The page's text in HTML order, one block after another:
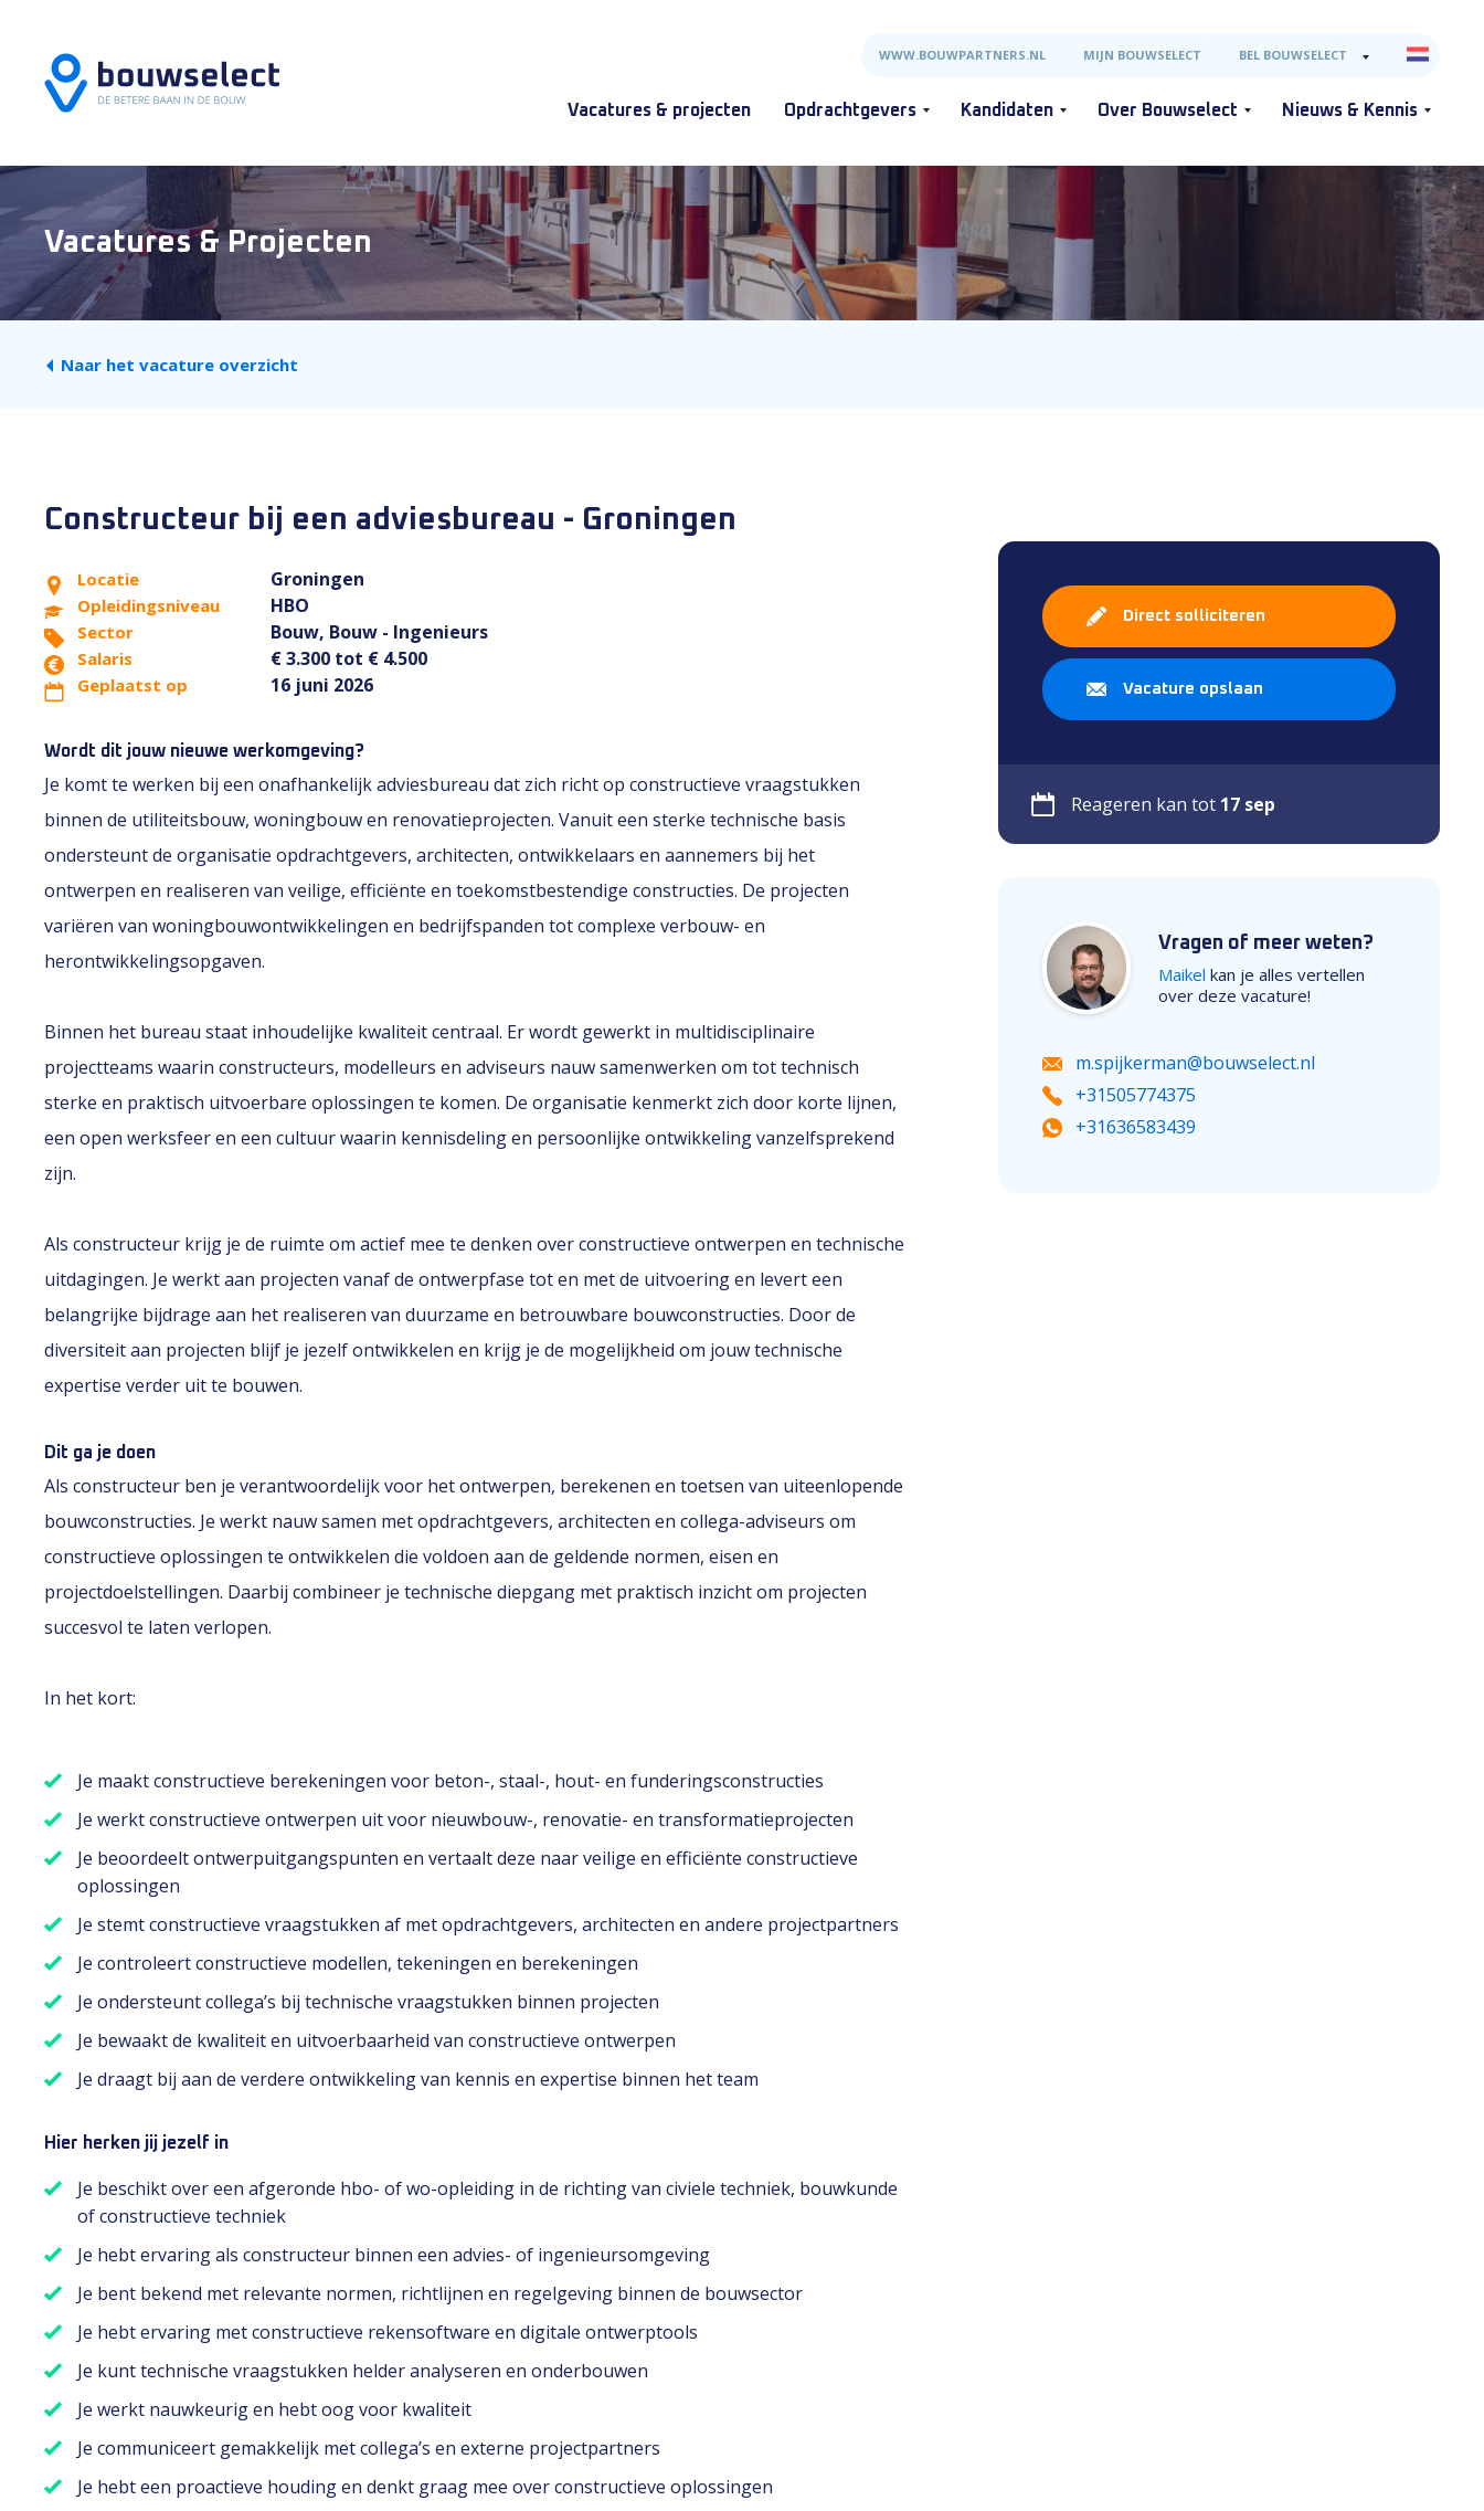
WWW.BOUWPARTNERS.NL MIJN BOUWSELECT BEL BOUWSELECT
Vacatures & projecten Opdrachtgevers Kandidaten Over Bouwselect Nieuws & Kennis
Vacatures & Projecten
Naar het vacature overzicht
Constructeur bij een adviesbureau - Groningen
Locatie Groningen
Opleidingsniveau HBO
Sector Bouw, Bouw - Ingenieurs
Salaris € 3.300 tot € 4.500
Geplaatst op 16 juni 2026
Wordt dit jouw nieuwe werkomgeving?
Je komt te werken bij een onafhankelijk adviesbureau dat zich richt op constructieve vraagstukken
binnen de utiliteitsbouw, woningbouw en renovatieprojecten. Vanuit een sterke technische basis
ondersteunt de organisatie opdrachtgevers, architecten, ontwikkelaars en aannemers bij het
ontwerpen en realiseren van veilige, efficiënte en toekomstbestendige constructies. De projecten
variëren van woningbouwontwikkelingen en bedrijfspanden tot complexe verbouw- en
herontwikkelingsopgaven.
Binnen het bureau staat inhoudelijke kwaliteit centraal. Er wordt gewerkt in multidisciplinaire
projectteams waarin constructeurs, modelleurs en adviseurs nauw samenwerken om tot technisch
sterke en praktisch uitvoerbare oplossingen te komen. De organisatie kenmerkt zich door korte lijnen,
een open werksfeer en een cultuur waarin kennisdeling en persoonlijke ontwikkeling vanzelfsprekend
zijn.
Als constructeur krijg je de ruimte om actief mee te denken over constructieve ontwerpen en technische
uitdagingen. Je werkt aan projecten vanaf de ontwerpfase tot en met de uitvoering en levert een
belangrijke bijdrage aan het realiseren van duurzame en betrouwbare bouwconstructies. Door de
diversiteit aan projecten blijf je jezelf ontwikkelen en krijg je de mogelijkheid om jouw technische
expertise verder uit te bouwen.
Dit ga je doen
Als constructeur ben je verantwoordelijk voor het ontwerpen, berekenen en toetsen van uiteenlopende
bouwconstructies. Je werkt nauw samen met opdrachtgevers, architecten en collega-adviseurs om
constructieve oplossingen te ontwikkelen die voldoen aan de geldende normen, eisen en
projectdoelstellingen. Daarbij combineer je technische diepgang met praktisch inzicht om projecten
succesvol te laten verlopen.
In het kort:
Je maakt constructieve berekeningen voor beton-, staal-, hout- en funderingsconstructies
Je werkt constructieve ontwerpen uit voor nieuwbouw-, renovatie- en transformatieprojecten
Je beoordeelt ontwerpuitgangspunten en vertaalt deze naar veilige en efficiënte constructieve
oplossingen
Je stemt constructieve vraagstukken af met opdrachtgevers, architecten en andere projectpartners
Je controleert constructieve modellen, tekeningen en berekeningen
Je ondersteunt collega’s bij technische vraagstukken binnen projecten
Je bewaakt de kwaliteit en uitvoerbaarheid van constructieve ontwerpen
Je draagt bij aan de verdere ontwikkeling van kennis en expertise binnen het team
Hier herken jij jezelf in
Je beschikt over een afgeronde hbo- of wo-opleiding in de richting van civiele techniek, bouwkunde
of constructieve techniek
Je hebt ervaring als constructeur binnen een advies- of ingenieursomgeving
Je bent bekend met relevante normen, richtlijnen en regelgeving binnen de bouwsector
Je hebt ervaring met constructieve rekensoftware en digitale ontwerptools
Je kunt technische vraagstukken helder analyseren en onderbouwen
Je werkt nauwkeurig en hebt oog voor kwaliteit
Je communiceert gemakkelijk met collega’s en externe projectpartners
Je hebt een proactieve houding en denkt graag mee over constructieve oplossingen
Direct solliciteren
Vacature opslaan
Reageren kan tot 17 sep
Vragen of meer weten?
Maikel kan je alles vertellen
over deze vacature!
m.spijkerman@bouwselect.nl
+31505774375
+31636583439